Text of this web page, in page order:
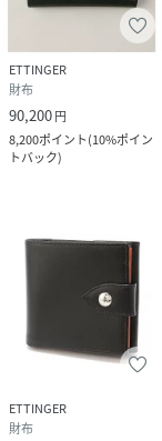
ETTINGER
財布
90,200円
8,200ポイント(10%ポイン
トバック)
ETTINGER
財布